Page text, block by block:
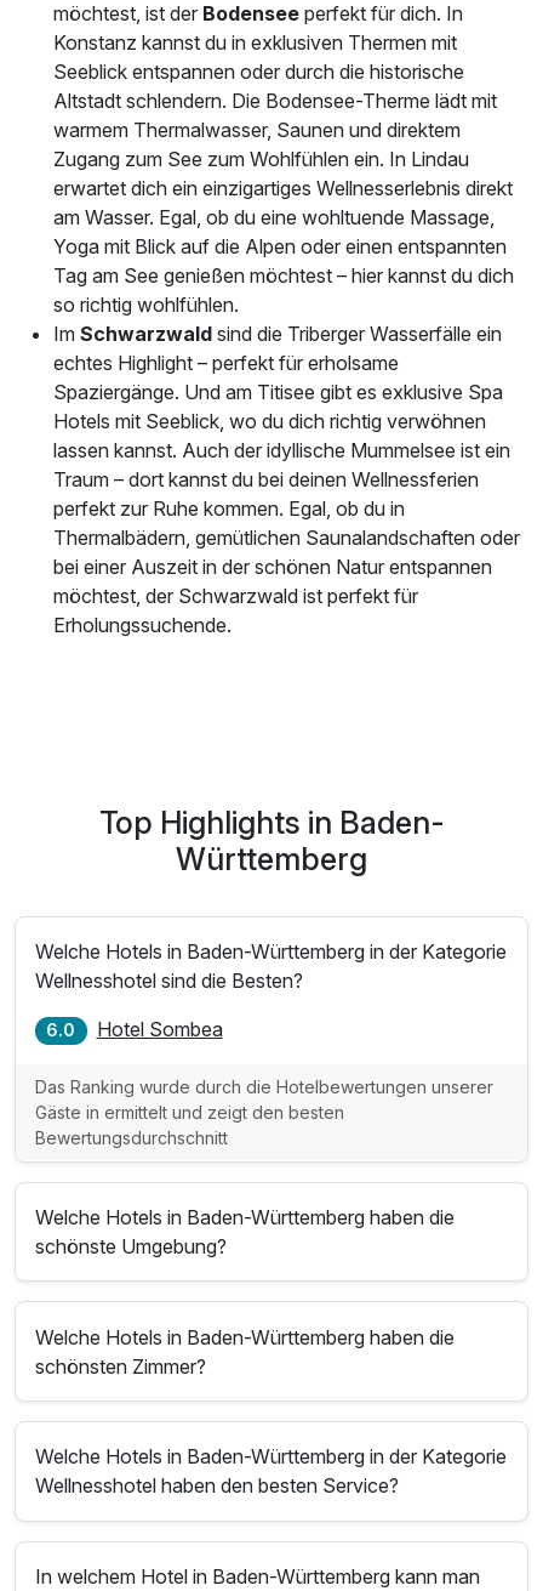
möchtest, ist der Bodensee perfekt für dich. In
Konstanz kannst du in exklusiven Thermen mit
Seeblick entspannen oder durch die historische
Altstadt schlendern. Die Bodensee-Therme lädt mit
warmem Thermalwasser, Saunen und direktem
Zugang zum See zum Wohlfühlen ein. In Lindau
erwartet dich ein einzigartiges Wellnesserlebnis direkt
am Wasser. Egal, ob du eine wohltuende Massage,
Yoga mit Blick auf die Alpen oder einen entspannten
Tag am See genießen möchtest – hier kannst du dich
so richtig wohlfühlen.
Im Schwarzwald sind die Triberger Wasserfälle ein
echtes Highlight – perfekt für erholsame
Spaziergänge. Und am Titisee gibt es exklusive Spa
Hotels mit Seeblick, wo du dich richtig verwöhnen
lassen kannst. Auch der idyllische Mummelsee ist ein
Traum – dort kannst du bei deinen Wellnessferien
perfekt zur Ruhe kommen. Egal, ob du in
Thermalbädern, gemütlichen Saunalandschaften oder
bei einer Auszeit in der schönen Natur entspannen
möchtest, der Schwarzwald ist perfekt für
Erholungssuchende.
Top Highlights in Baden-
Württemberg
Welche Hotels in Baden-Württemberg in der Kategorie
Wellnesshotel sind die Besten?
6.0 Hotel Sombea
Das Ranking wurde durch die Hotelbewertungen unserer
Gäste in ermittelt und zeigt den besten
Bewertungsdurchschnitt
Welche Hotels in Baden-Württemberg haben die
schönste Umgebung?
Welche Hotels in Baden-Württemberg haben die
schönsten Zimmer?
Welche Hotels in Baden-Württemberg in der Kategorie
Wellnesshotel haben den besten Service?
In welchem Hotel in Baden-Württemberg kann man